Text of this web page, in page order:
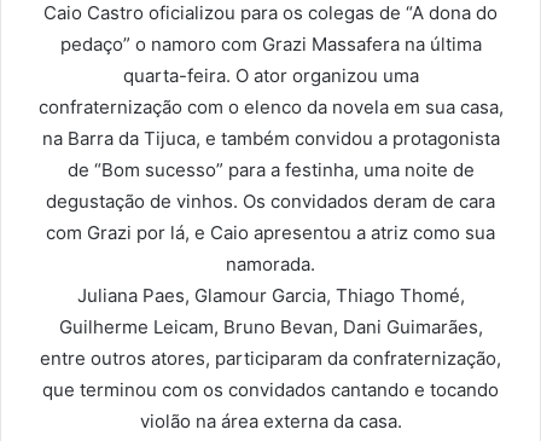
Caio Castro oficializou para os colegas de “A dona do
pedaço” o namoro com Grazi Massafera na última
quarta-feira. O ator organizou uma
confraternização com o elenco da novela em sua casa,
na Barra da Tijuca, e também convidou a protagonista
de “Bom sucesso” para a festinha, uma noite de
degustação de vinhos. Os convidados deram de cara
com Grazi por lá, e Caio apresentou a atriz como sua
namorada.
Juliana Paes, Glamour Garcia, Thiago Thomé,
Guilherme Leicam, Bruno Bevan, Dani Guimarães,
entre outros atores, participaram da confraternização,
que terminou com os convidados cantando e tocando
violão na área externa da casa.